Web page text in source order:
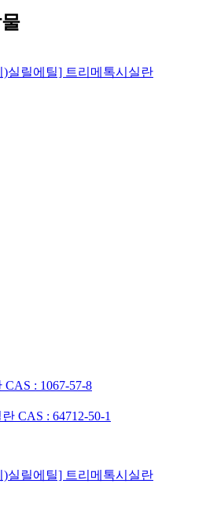
실릴에틸] 트리메톡시실란
: 1067-57-8
CAS : 64712-50-1
실릴에틸] 트리메톡시실란